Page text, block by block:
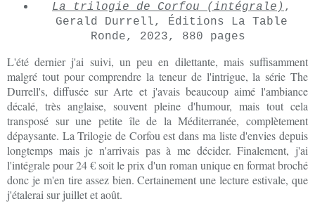
La trilogie de Corfou (intégrale) ,
Gerald Durrell, Éditions La Table
Ronde, 2023, 880 pages
L'été dernier j'ai suivi, un peu en dilettante, mais suffisamment
malgré tout pour comprendre la teneur de l'intrigue, la série The
Durrell's, diffusée sur Arte et j'avais beaucoup aimé l'ambiance
décalé, très anglaise, souvent pleine d'humour, mais tout cela
transposé sur une petite île de la Méditerranée, complètement
dépaysante. La Trilogie de Corfou est dans ma liste d'envies depuis
longtemps mais je n'arrivais pas à me décider. Finalement, j'ai
l'intégrale pour 24 € soit le prix d'un roman unique en format broché
donc je m'en tire assez bien. Certainement une lecture estivale, que
j'étalerai sur juillet et août.